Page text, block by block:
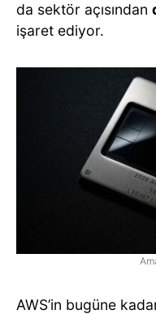
da sektör açısından
işaret ediyor.
AWS’in bugüne